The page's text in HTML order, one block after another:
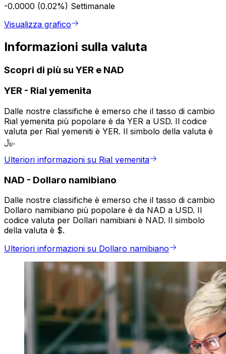
-0.0000 (0.02%) Settimanale
Visualizza grafico
Informazioni sulla valuta
Scopri di più su YER e NAD
YER - Rial yemenita
Dalle nostre classifiche è emerso che il tasso di cambio
Rial yemenita più popolare è da YER a USD. Il codice
valuta per Rial yemeniti è YER. Il simbolo della valuta è
﷼.
Ulteriori informazioni su Rial yemenita
NAD - Dollaro namibiano
Dalle nostre classifiche è emerso che il tasso di cambio
Dollaro namibiano più popolare è da NAD a USD. Il
codice valuta per Dollari namibiani è NAD. Il simbolo
della valuta è $.
Ulteriori informazioni su Dollaro namibiano